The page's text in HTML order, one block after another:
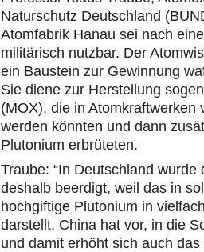
Naturschutz Deutschland
Atomfabrik Hanau sei nach
militärisch nutzbar. Der
ein Baustein zur Gewinnung
Sie diene zur Herstellung
(MOX), die in Atomkraftwerken
werden könnten und dann
Plutonium erbrüteten.
Traube: “In Deutschland
deshalb beerdigt, weil das in
hochgiftige Plutonium in
darstellt. China hat vor, in die
und damit erhöht sich auch